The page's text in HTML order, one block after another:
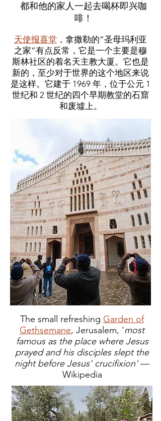
都和他的家人一起去喝杯即兴咖
啡！
天使报喜堂 ，拿撒勒的“圣母玛利亚
之家”有点反常，它是一个主要是穆
斯林社区的着名天主教大厦。它也是
新的，至少对于世界的这个地区来说
是这样。它建于 1969 年，位于公元 1
世纪和 2 世纪的四个早期教堂的石窟
和废墟上。
The small refreshing Garden of
Gethsemane, Jerusalem, 'most
famous as the place where Jesus
prayed and his disciples slept the
night before Jesus' crucifixion'—
Wikipedia